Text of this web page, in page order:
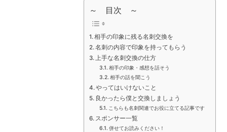
～ 目次 ～
相手の印象に残る名刺交換を
名刺の内容で印象を持ってもらう
上手な名刺交換の仕方
相手の印象・感想を話そう
相手の話を聞こう
やってはいけないこと
良かったら僕と交換しましょう
こちらも名刺関連でお役に立てる記事です
スポンサー一覧
併せてお読みください！